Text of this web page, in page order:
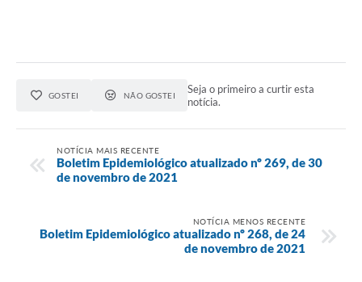
GOSTEI NÃO GOSTEI
Seja o primeiro a curtir esta
notícia.
NOTÍCIA MAIS RECENTE
Boletim Epidemiológico atualizado nº 269, de 30
de novembro de 2021
NOTÍCIA MENOS RECENTE
Boletim Epidemiológico atualizado nº 268, de 24
de novembro de 2021